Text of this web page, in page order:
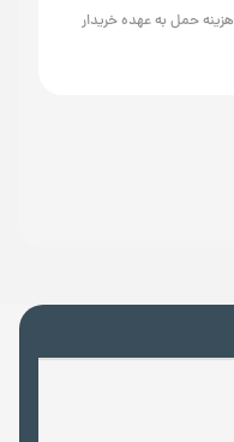
هزینه حمل به عهده خریدار